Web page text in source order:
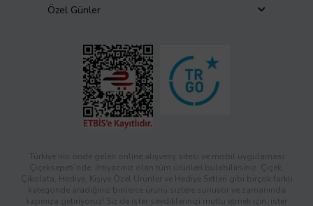
Özel Günler
Türkiye’nin önde gelen online alışveriş sitesi ve mobil uygulaması
Çiçeksepeti’nde, ihtiyacınız olan tüm ürünleri bulabilirsiniz. Çiçek,
Çikolata, Hediye, Kişiye Özel Ürünler ve Hediye Setleri gibi birçok farklı
kategoride aradığınız binlerce ürünü sizlere sunuyor ve zamanında
kapınıza getiriyoruz! Siz de ister sevdiklerinizi mutlu etmek için, ister